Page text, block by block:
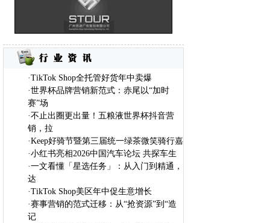
·TikTok Shop全托管好货年中卖爆
·世界杯品牌营销新范式：赤尾以“加时
赛”场
·不止出圈更出量！五粮液世界杯抖音营
销，拉
·Keep好骑节暨第三届统一绿茶微笑骑行嘉
·小红书亮相2026中国汽车论坛 共探车生
·一文看懂「星选任务」：从入门到精通，
达
·TikTok Shop美区年中促生意增长
·赛事营销的范式迁移：从“抢资源”到“造
记